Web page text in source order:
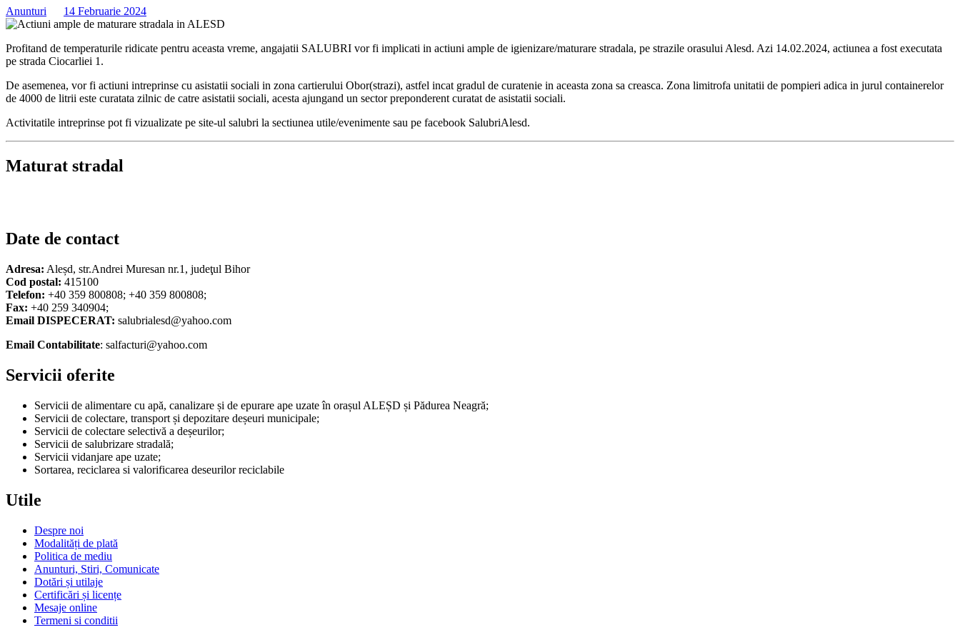
Anunturi 14 Februarie 2024
Profitand de temperaturile ridicate pentru aceasta vreme, angajatii SALUBRI vor fi implicati in actiuni ample de igienizare/maturare stradala, pe strazile orasului Alesd. Azi 14.02.2024, actiunea a fost executata
pe strada Ciocarliei 1.
De asemenea, vor fi actiuni intreprinse cu asistatii sociali in zona cartierului Obor(strazi), astfel incat gradul de curatenie in aceasta zona sa creasca. Zona limitrofa unitatii de pompieri adica in jurul containerelor
de 4000 de litrii este curatata zilnic de catre asistatii sociali, acesta ajungand un sector preponderent curatat de asistatii sociali.
Activitatile intreprinse pot fi vizualizate pe site-ul salubri la sectiunea utile/evenimente sau pe facebook SalubriAlesd.
Maturat stradal
Date de contact
Adresa: Aleșd, str.Andrei Muresan nr.1, judeţul Bihor
Cod postal: 415100
Telefon: +40 359 800808; +40 359 800808;
Fax: +40 259 340904;
Email DISPECERAT: salubrialesd@yahoo.com
Email Contabilitate: salfacturi@yahoo.com
Servicii oferite
Servicii de alimentare cu apă, canalizare și de epurare ape uzate în orașul ALEȘD și Pădurea Neagră;
Servicii de colectare, transport și depozitare deșeuri municipale;
Servicii de colectare selectivă a deșeurilor;
Servicii de salubrizare stradală;
Servicii vidanjare ape uzate;
Sortarea, reciclarea si valorificarea deseurilor reciclabile
Utile
Despre noi
Modalități de plată
Politica de mediu
Anunturi, Stiri, Comunicate
Dotări și utilaje
Certificări și licențe
Mesaje online
Termeni si conditii